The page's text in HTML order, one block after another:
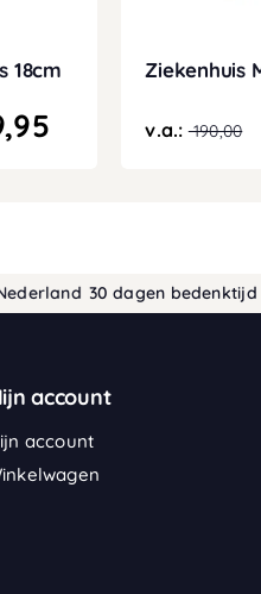
18cm Ziekenhuis
v.a.:190,00
30 dagen bedenktijd •
account
account